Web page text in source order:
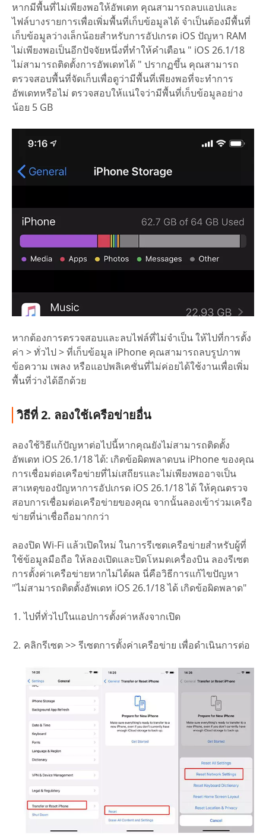
หากมีพื้นที่ไม่เพียงพอให้อัพเดท คุณสามารถลบแอปและ
ไฟล์บางรายการเพื่อเพิ่มพื้นที่เก็บข้อมูลได้ จำเป็นต้องมีพื้นที่
เก็บข้อมูลว่างเล็กน้อยสำหรับการอัปเกรด iOS ปัญหา RAM
ไม่เพียงพอเป็นอีกปัจจัยหนึ่งที่ทำให้คำเตือน " iOS 26.1/18
ไม่สามารถติดตั้งการอัพเดทได้ " ปรากฏขึ้น คุณสามารถ
ตรวจสอบพื้นที่จัดเก็บเพื่อดูว่ามีพื้นที่เพียงพอที่จะทำการ
อัพเดทหรือไม่ ตรวจสอบให้แน่ใจว่ามีพื้นที่เก็บข้อมูลอย่าง
น้อย 5 GB
หากต้องการตรวจสอบและลบไฟล์ที่ไม่จำเป็น ให้ไปที่การตั้ง
ค่า > ทั่วไป > ที่เก็บข้อมูล iPhone คุณสามารถลบรูปภาพ
ข้อความ เพลง หรือแอปพลิเคชั่นที่ไม่ค่อยได้ใช้งานเพื่อเพิ่ม
พื้นที่ว่างได้อีกด้วย
วิธีที่ 2. ลองใช้เครือข่ายอื่น
ลองใช้วิธีแก้ปัญหาต่อไปนี้หากคุณยังไม่สามารถติดตั้ง
อัพเดท iOS 26.1/18 ได้: เกิดข้อผิดพลาดบน iPhone ของคุณ
การเชื่อมต่อเครือข่ายที่ไม่เสถียรและไม่เพียงพออาจเป็น
สาเหตุของปัญหาการอัปเกรด iOS 26.1/18 ได้ ให้คุณตรวจ
สอบการเชื่อมต่อเครือข่ายของคุณ จากนั้นลองเข้าร่วมเครือ
ข่ายที่น่าเชื่อถือมากกว่า
ลองปิด Wi-Fi แล้วเปิดใหม่ ในการรีเซตเครือข่ายสำหรับผู้ที่
ใช้ข้อมูลมือถือ ให้ลองเปิดและปิดโหมดเครื่องบิน ลองรีเซต
การตั้งค่าเครือข่ายหากไม่ได้ผล นี่คือวิธีการแก้ไขปัญหา
"ไม่สามารถติดตั้งอัพเดท iOS 26.1/18 ได้ เกิดข้อผิดพลาด"
ไปที่ทั่วไปในแอปการตั้งค่าหลังจากเปิด
คลิกรีเซต >> รีเซตการตั้งค่าเครือข่าย เพื่อดำเนินการต่อ